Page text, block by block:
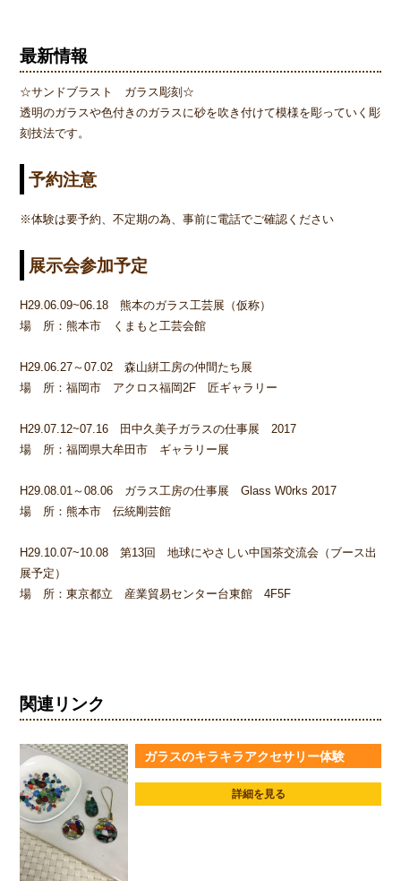
最新情報
☆サンドブラスト ガラス彫刻☆
透明のガラスや色付きのガラスに砂を吹き付けて模様を彫っていく彫
刻技法です。
予約注意
※体験は要予約、不定期の為、事前に電話でご確認ください
展示会参加予定
H29.06.09~06.18 熊本のガラス工芸展（仮称）
場 所：熊本市 くまもと工芸会館
H29.06.27～07.02 森山絣工房の仲間たち展
場 所：福岡市 アクロス福岡2F 匠ギャラリー
H29.07.12~07.16 田中久美子ガラスの仕事展 2017
場 所：福岡県大牟田市 ギャラリー展
H29.08.01～08.06 ガラス工房の仕事展 Glass W0rks 2017
場 所：熊本市 伝統剛芸館
H29.10.07~10.08 第13回 地球にやさしい中国茶交流会（ブース出
展予定）
場 所：東京都立 産業貿易センター台東館 4F5F
関連リンク
ガラスのキラキラアクセサリー体験
詳細を見る